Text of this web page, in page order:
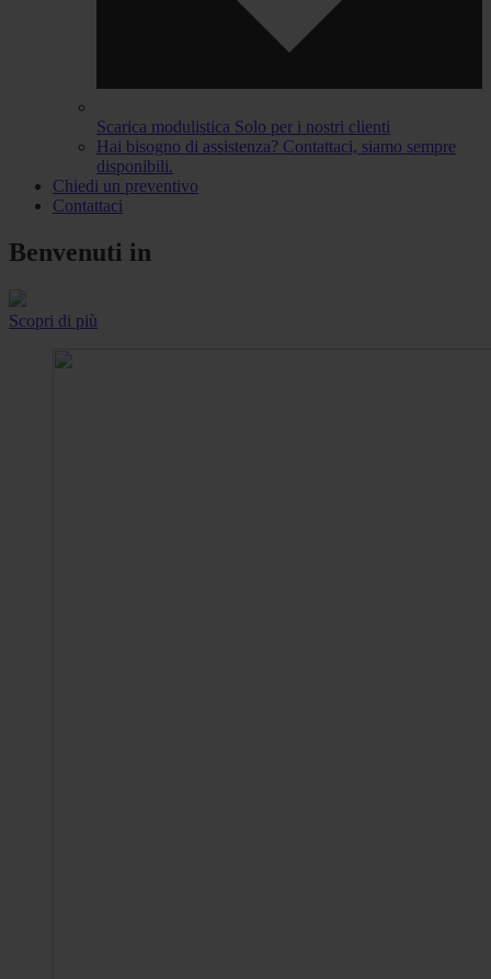
Scarica modulistica Solo per i nostri clienti
Hai bisogno di assistenza? Contattaci, siamo sempre
disponibili.
Chiedi un preventivo
Contattaci
Benvenuti in
Scopri di più